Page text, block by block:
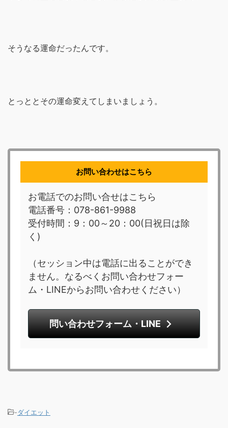
そうなる運命だったんです。
とっととその運命変えてしまいましょう。
お問い合わせはこちら
お電話でのお問い合せはこちら
電話番号：078-861-9988
受付時間：9：00～20：00(日祝日は除
く)
（セッション中は電話に出ることができ
ません。なるべくお問い合わせフォー
ム・LINEからお問い合わせください）
問い合わせフォーム・LINE
-ダイエット